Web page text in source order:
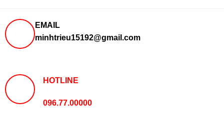
EMAIL
minhtrieu15192@gmail.com
HOTLINE
096.77.00000